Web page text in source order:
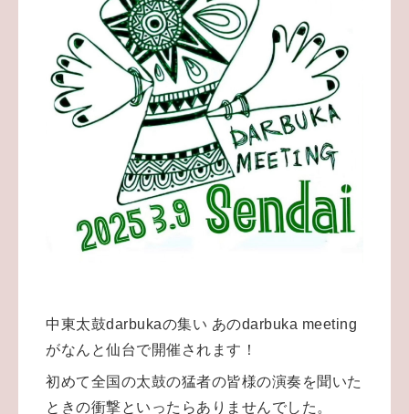
中東太鼓darbukaの集い あのdarbuka meeting
がなんと仙台で開催されます！
初めて全国の太鼓の猛者の皆様の演奏を聞いた
ときの衝撃といったらありませんでした。